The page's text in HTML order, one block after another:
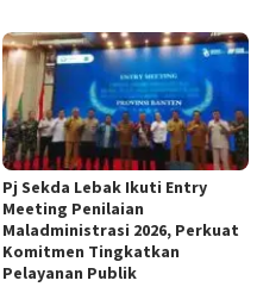
Pj Sekda Lebak Ikuti Entry
Meeting Penilaian
Maladministrasi 2026, Perkuat
Komitmen Tingkatkan
Pelayanan Publik